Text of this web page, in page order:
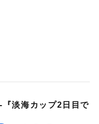
『淡海カップ2日目で